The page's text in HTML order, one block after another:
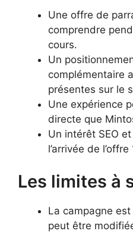
Une offre de
comprendre
cours.
Un
complémentaire
présentes sur le
Une expérience
directe que
Un intérêt SEO
l’arrivée de l’offre
Les limites à
La campagne
peut être